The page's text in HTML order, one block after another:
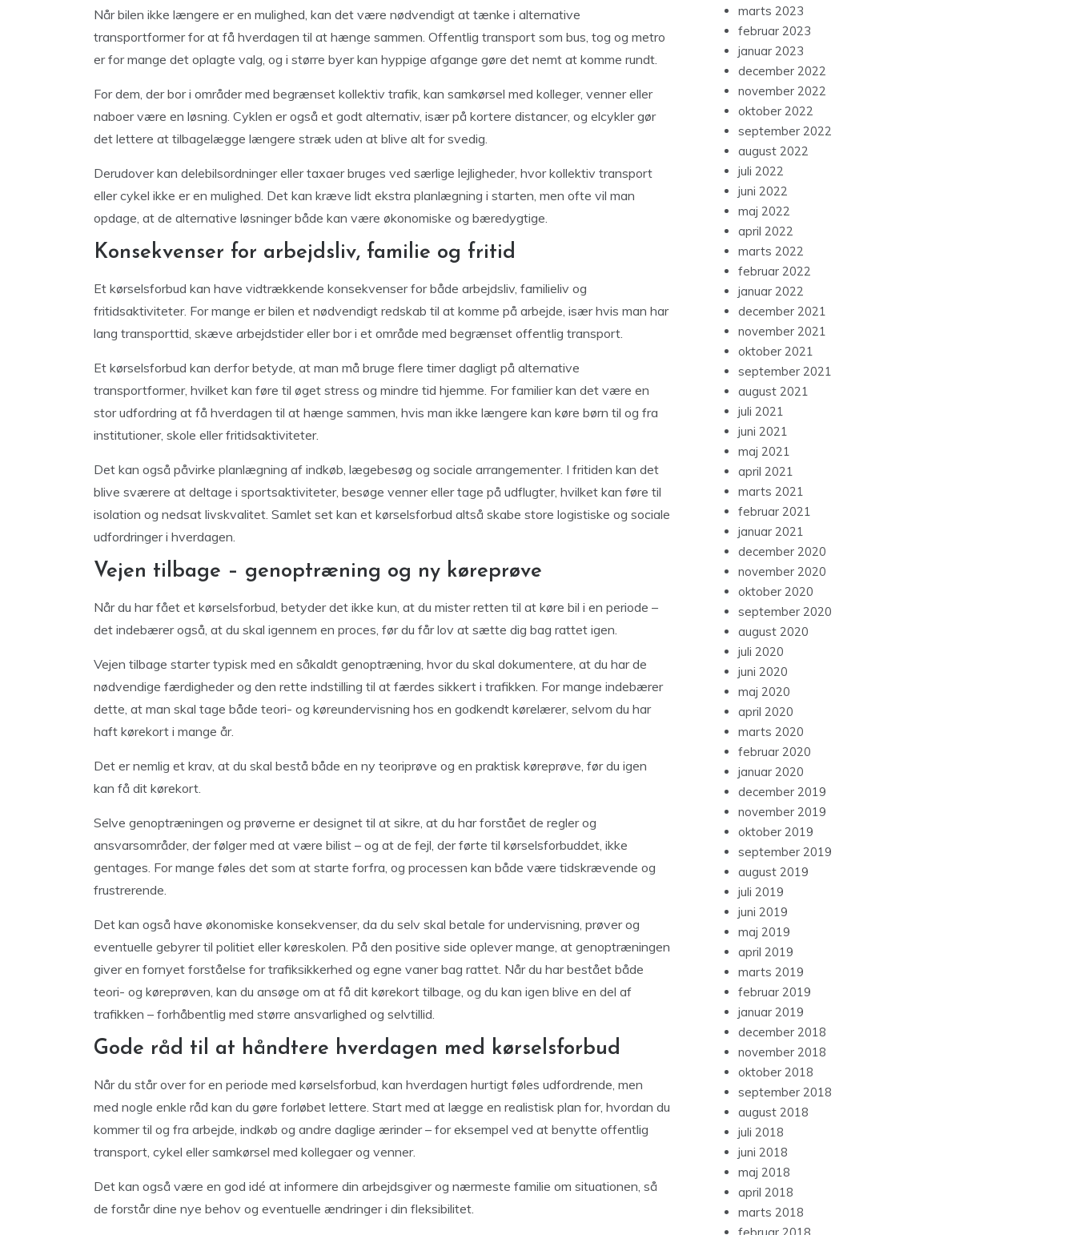
Når bilen ikke længere er en mulighed, kan det være nødvendigt at tænke i alternative
transportformer for at få hverdagen til at hænge sammen. Offentlig transport som bus, tog og metro
er for mange det oplagte valg, og i større byer kan hyppige afgange gøre det nemt at komme rundt.
For dem, der bor i områder med begrænset kollektiv trafik, kan samkørsel med kolleger, venner eller
naboer være en løsning. Cyklen er også et godt alternativ, især på kortere distancer, og elcykler gør
det lettere at tilbagelægge længere stræk uden at blive alt for svedig.
Derudover kan delebilsordninger eller taxaer bruges ved særlige lejligheder, hvor kollektiv transport
eller cykel ikke er en mulighed. Det kan kræve lidt ekstra planlægning i starten, men ofte vil man
opdage, at de alternative løsninger både kan være økonomiske og bæredygtige.
Konsekvenser for arbejdsliv, familie og fritid
Et kørselsforbud kan have vidtrækkende konsekvenser for både arbejdsliv, familieliv og
fritidsaktiviteter. For mange er bilen et nødvendigt redskab til at komme på arbejde, især hvis man har
lang transporttid, skæve arbejdstider eller bor i et område med begrænset offentlig transport.
Et kørselsforbud kan derfor betyde, at man må bruge flere timer dagligt på alternative
transportformer, hvilket kan føre til øget stress og mindre tid hjemme. For familier kan det være en
stor udfordring at få hverdagen til at hænge sammen, hvis man ikke længere kan køre børn til og fra
institutioner, skole eller fritidsaktiviteter.
Det kan også påvirke planlægning af indkøb, lægebesøg og sociale arrangementer. I fritiden kan det
blive sværere at deltage i sportsaktiviteter, besøge venner eller tage på udflugter, hvilket kan føre til
isolation og nedsat livskvalitet. Samlet set kan et kørselsforbud altså skabe store logistiske og sociale
udfordringer i hverdagen.
Vejen tilbage – genoptræning og ny køreprøve
Når du har fået et kørselsforbud, betyder det ikke kun, at du mister retten til at køre bil i en periode –
det indebærer også, at du skal igennem en proces, før du får lov at sætte dig bag rattet igen.
Vejen tilbage starter typisk med en såkaldt genoptræning, hvor du skal dokumentere, at du har de
nødvendige færdigheder og den rette indstilling til at færdes sikkert i trafikken. For mange indebærer
dette, at man skal tage både teori- og køreundervisning hos en godkendt kørelærer, selvom du har
haft kørekort i mange år.
Det er nemlig et krav, at du skal bestå både en ny teoriprøve og en praktisk køreprøve, før du igen
kan få dit kørekort.
Selve genoptræningen og prøverne er designet til at sikre, at du har forstået de regler og
ansvarsområder, der følger med at være bilist – og at de fejl, der førte til kørselsforbuddet, ikke
gentages. For mange føles det som at starte forfra, og processen kan både være tidskrævende og
frustrerende.
Det kan også have økonomiske konsekvenser, da du selv skal betale for undervisning, prøver og
eventuelle gebyrer til politiet eller køreskolen. På den positive side oplever mange, at genoptræningen
giver en fornyet forståelse for trafiksikkerhed og egne vaner bag rattet. Når du har bestået både
teori- og køreprøven, kan du ansøge om at få dit kørekort tilbage, og du kan igen blive en del af
trafikken – forhåbentlig med større ansvarlighed og selvtillid.
Gode råd til at håndtere hverdagen med kørselsforbud
Når du står over for en periode med kørselsforbud, kan hverdagen hurtigt føles udfordrende, men
med nogle enkle råd kan du gøre forløbet lettere. Start med at lægge en realistisk plan for, hvordan du
kommer til og fra arbejde, indkøb og andre daglige ærinder – for eksempel ved at benytte offentlig
transport, cykel eller samkørsel med kollegaer og venner.
Det kan også være en god idé at informere din arbejdsgiver og nærmeste familie om situationen, så
de forstår dine nye behov og eventuelle ændringer i din fleksibilitet.
marts 2023
februar 2023
januar 2023
december 2022
november 2022
oktober 2022
september 2022
august 2022
juli 2022
juni 2022
maj 2022
april 2022
marts 2022
februar 2022
januar 2022
december 2021
november 2021
oktober 2021
september 2021
august 2021
juli 2021
juni 2021
maj 2021
april 2021
marts 2021
februar 2021
januar 2021
december 2020
november 2020
oktober 2020
september 2020
august 2020
juli 2020
juni 2020
maj 2020
april 2020
marts 2020
februar 2020
januar 2020
december 2019
november 2019
oktober 2019
september 2019
august 2019
juli 2019
juni 2019
maj 2019
april 2019
marts 2019
februar 2019
januar 2019
december 2018
november 2018
oktober 2018
september 2018
august 2018
juli 2018
juni 2018
maj 2018
april 2018
marts 2018